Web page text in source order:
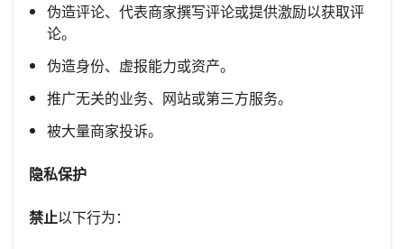
伪造评论、代表商家撰写评论或提供激励以获取评
论。
伪造身份、虚报能力或资产。
推广无关的业务、网站或第三方服务。
被大量商家投诉。
隐私保护
禁止以下行为：